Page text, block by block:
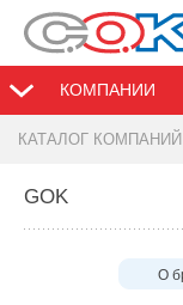
КОМПАНИИ
КАТАЛОГ КОМПАНИЙ
GOK
О